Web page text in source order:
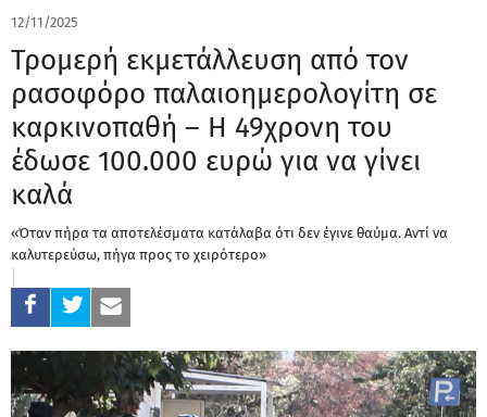
12/11/2025
Τρομερή εκμετάλλευση από τον
ρασοφόρο παλαιοημερολογίτη σε
καρκινοπαθή – Η 49χρονη του
έδωσε 100.000 ευρώ για να γίνει
καλά
«Όταν πήρα τα αποτελέσματα κατάλαβα ότι δεν έγινε θαύμα. Αντί να
καλυτερεύσω, πήγα προς το χειρότερο»